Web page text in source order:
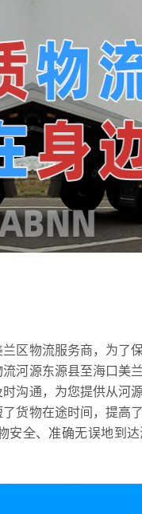
区物流服务商，为了
河源东源县至海口美
沟通，为您提供从河
货物在途时间，提高
安全、准确无误地到